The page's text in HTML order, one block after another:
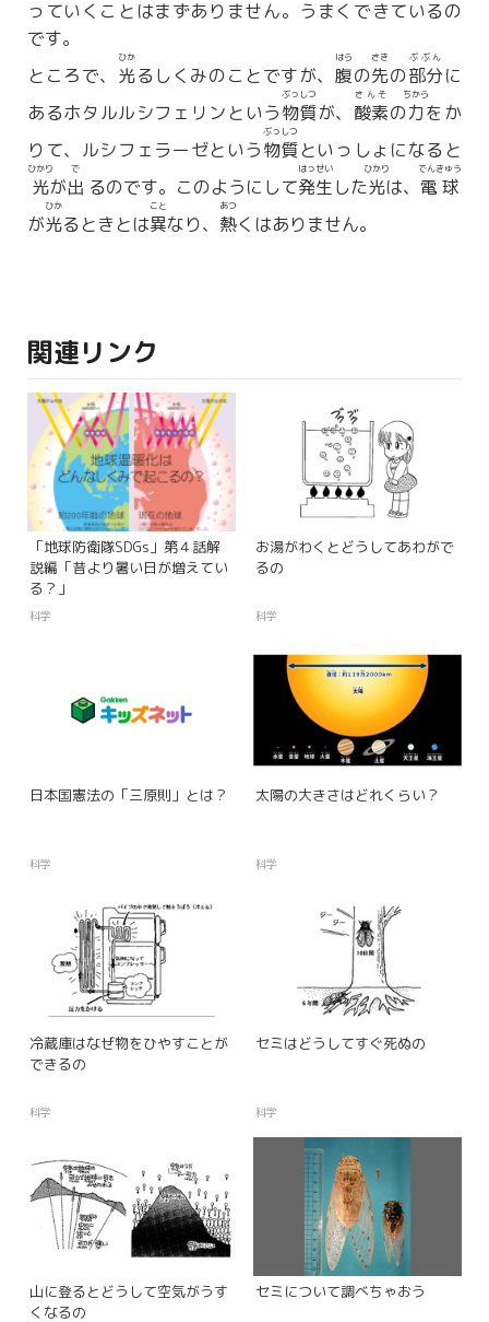
っていくことはまずありません。うまくできているの
です。
ところで、 光
ひか
るしくみのことですが、 腹
はら
の先
さき
の部分
ぶぶん
に
あるホタルルシフェリンという物質
ぶっしつ
が、 酸素
さんそ
の力
ちから
をか
りて、ルシフェラーゼという物質
ぶっしつ
といっしょになると
光
ひかり
が出
で
るのです。このようにして発生
はっせい
した光
ひかり
は、 電球
でんきゅう
が光
ひか
るときとは異
こと
なり、 熱
あつ
くはありません。
関連リンク
「地球防衛隊SDGs」第４話解
説編「昔より暑い日が増えてい
る？」
科学
お湯がわくとどうしてあわがで
るの
科学
日本国憲法の「三原則」とは？
科学
太陽の大きさはどれくらい？
科学
冷蔵庫はなぜ物をひやすことが
できるの
科学
セミはどうしてすぐ死ぬの
科学
山に登るとどうして空気がうす
くなるの
セミについて調べちゃおう